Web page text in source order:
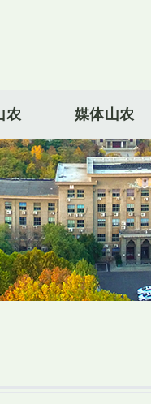
农 媒体山农